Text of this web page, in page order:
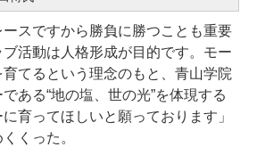
スですから勝負に勝つことも重要
活動は人格形成が目的です。モー
てるという理念のもと、青山学院
ある“地の塩、世の光”を体現する
育ってほしいと願っております」
くった。